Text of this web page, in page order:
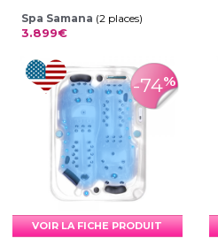
Spa Samana (2 places)
3.899€
-74%
VOIR LA FICHE PRODUIT